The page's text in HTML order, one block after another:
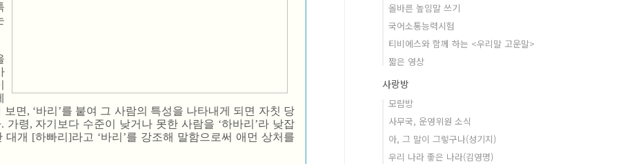
면, ‘바리’를 붙여 그 사람의 특성을 나타내게 되면 자칫 당
령, 자기보다 수준이 낮거나 못한 사람을 ‘하바리’라 낮잡
개 [하빠리]라고 ‘바리’를 강조해 말함으로써 애먼 상처를
올바른 높임말 쓰기
국어소통능력시험
티비에스와 함께 하는 <우리말 고운말>
짧은 영상
사랑방
모람방
사무국, 운영위원 소식
아, 그 말이 그렇구나(성기지)
우리 나라 좋은 나라(김영명)